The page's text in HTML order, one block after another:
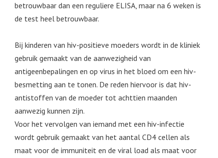
betrouwbaar dan een reguliere ELISA, maar na 6 weken is
de test heel betrouwbaar.
Bij kinderen van hiv-positieve moeders wordt in de kliniek
gebruik gemaakt van de aanwezigheid van
antigeenbepalingen en op virus in het bloed om een hiv-
besmetting aan te tonen. De reden hiervoor is dat hiv-
antistoffen van de moeder tot achttien maanden
aanwezig kunnen zijn.
Voor het vervolgen van iemand met een hiv-infectie
wordt gebruik gemaakt van het aantal CD4 cellen als
maat voor de immuniteit en de viral load als maat voor